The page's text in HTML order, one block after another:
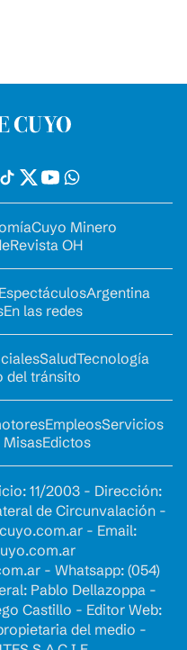
Cuyo Minero
Revista OH
EspectáculosArgentina
En las redes
SaludTecnología
del tránsito
EmpleosServicios
MisasEdictos
11/2003 - Dirección:
de Circunvalación -
- Email:
- Whatsapp: (054)
Pablo Dellazoppa -
Castillo - Editor Web:
del medio -